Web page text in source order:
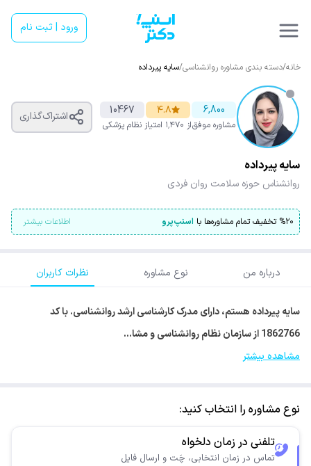
ورود | ثبت نام
خانه/دسته بندی مشاوره روانشناسی/سایه پیرداده
6,800
مشاوره موفق
۴.۸
از ۱٬۴۷۰ امتیاز
10467
نظام پزشکی
اشتراک‌گذاری
سایه پیرداده
روانشناس حوزه سلامت روان فردی
%۲۰ تخفیف تمام مشاوره‌ها با اسنپ‌پرو اطلاعات بیشتر
درباره من نوع مشاوره نظرات کاربران
سایه پیرداده هستم، دارای مدرک کارشناسی ارشد روانشناسی. با کد
1862766 از سازمان نظام روانشناسی و مشا…
مشاهده بیشتر
نوع مشاوره را انتخاب کنید:
تلفنی در زمان دلخواه
تماس در زمان انتخابی، چَت و ارسال فایل